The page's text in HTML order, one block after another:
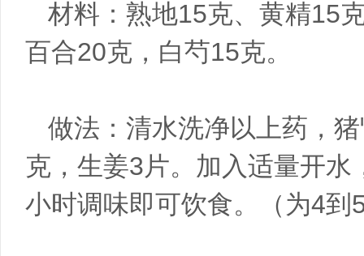
材料：熟地15克、黄精15
百合20克，白芍15克。
做法：清水洗净以上药，
克，生姜3片。加入适量开
小时调味即可饮食。（为4到